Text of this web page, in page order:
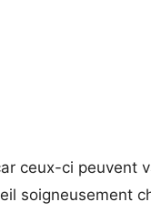
ceux-ci peuvent
soigneusement